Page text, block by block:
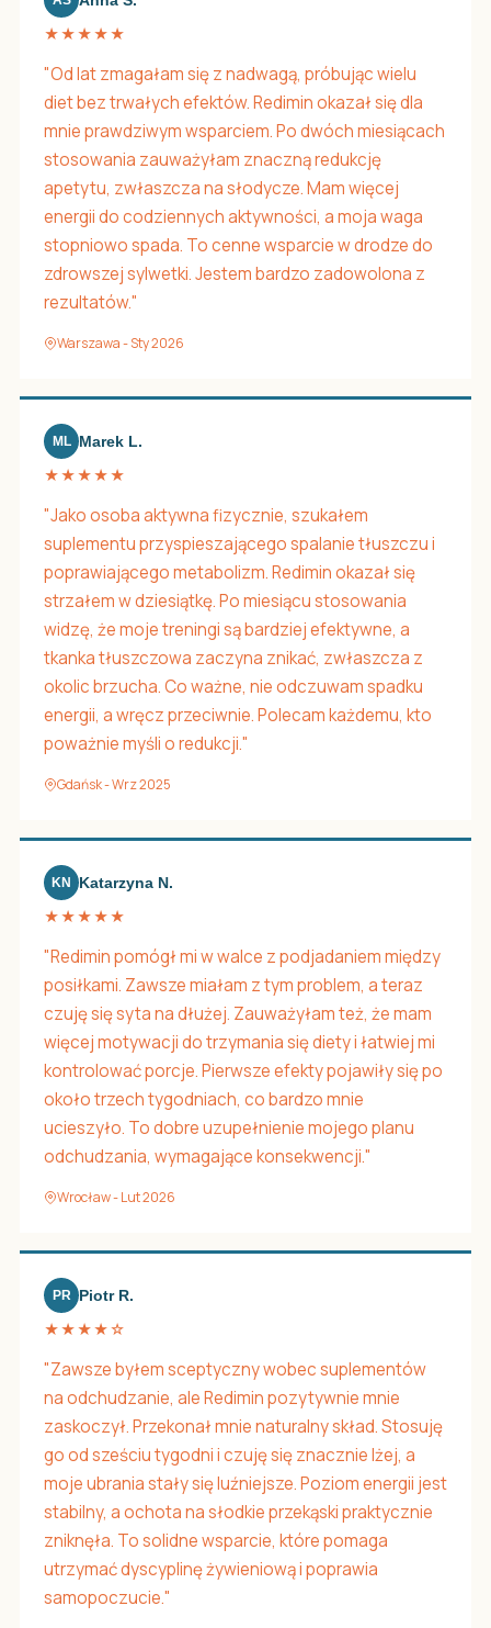
★★★★★
"Od lat zmagałam się z nadwagą, próbując wielu
diet bez trwałych efektów. Redimin okazał się dla
mnie prawdziwym wsparciem. Po dwóch miesiącach
stosowania zauważyłam znaczną redukcję
apetytu, zwłaszcza na słodycze. Mam więcej
energii do codziennych aktywności, a moja waga
stopniowo spada. To cenne wsparcie w drodze do
zdrowszej sylwetki. Jestem bardzo zadowolona z
rezultatów."
Warszawa - Sty 2026
ML Marek L.
★★★★★
"Jako osoba aktywna fizycznie, szukałem
suplementu przyspieszającego spalanie tłuszczu i
poprawiającego metabolizm. Redimin okazał się
strzałem w dziesiątkę. Po miesiącu stosowania
widzę, że moje treningi są bardziej efektywne, a
tkanka tłuszczowa zaczyna znikać, zwłaszcza z
okolic brzucha. Co ważne, nie odczuwam spadku
energii, a wręcz przeciwnie. Polecam każdemu, kto
poważnie myśli o redukcji."
Gdańsk - Wrz 2025
KN Katarzyna N.
★★★★★
"Redimin pomógł mi w walce z podjadaniem między
posiłkami. Zawsze miałam z tym problem, a teraz
czuję się syta na dłużej. Zauważyłam też, że mam
więcej motywacji do trzymania się diety i łatwiej mi
kontrolować porcje. Pierwsze efekty pojawiły się po
około trzech tygodniach, co bardzo mnie
ucieszyło. To dobre uzupełnienie mojego planu
odchudzania, wymagające konsekwencji."
Wrocław - Lut 2026
PR Piotr R.
★★★★☆
"Zawsze byłem sceptyczny wobec suplementów
na odchudzanie, ale Redimin pozytywnie mnie
zaskoczył. Przekonał mnie naturalny skład. Stosuję
go od sześciu tygodni i czuję się znacznie lżej, a
moje ubrania stały się luźniejsze. Poziom energii jest
stabilny, a ochota na słodkie przekąski praktycznie
zniknęła. To solidne wsparcie, które pomaga
utrzymać dyscyplinę żywieniową i poprawia
samopoczucie."